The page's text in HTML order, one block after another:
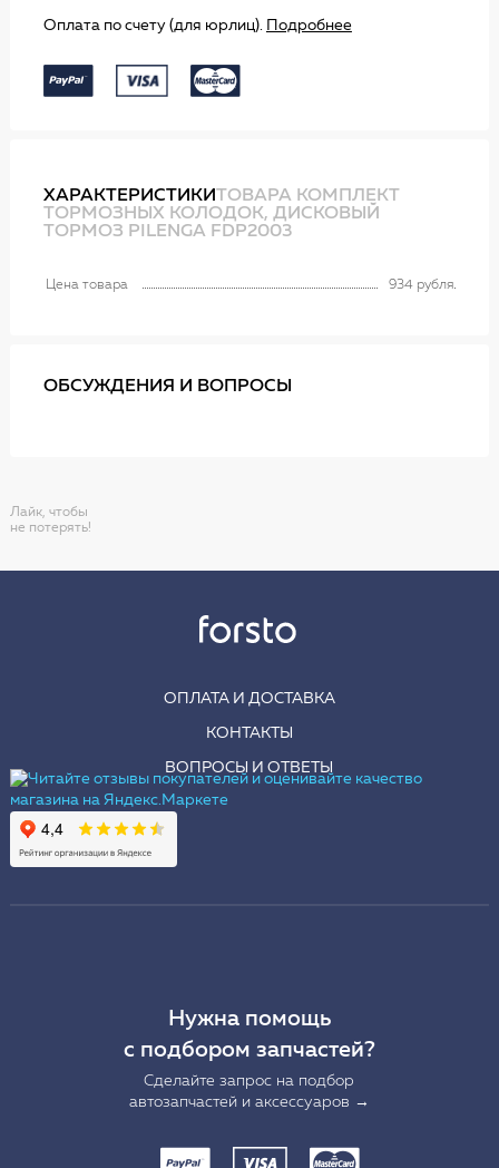
Оплата по счету (для юрлиц). Подробнее
ХАРАКТЕРИСТИКИТОВАРА КОМПЛЕКТ
ТОРМОЗНЫХ КОЛОДОК, ДИСКОВЫЙ
ТОРМОЗ PILENGA FDP2003
Цена товара 934 рубля
ОБСУЖДЕНИЯ И ВОПРОСЫ
Лайк, чтобы
не потерять!
ОПЛАТА И ДОСТАВКА
КОНТАКТЫ
ВОПРОСЫ И ОТВЕТЫ
Нужна помощь
с подбором запчастей?
Сделайте запрос на подбор
автозапчастей и аксессуаров →